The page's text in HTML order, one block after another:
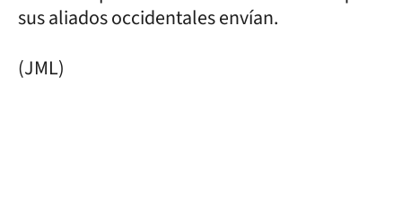
sus aliados occidentales envían.
(JML)